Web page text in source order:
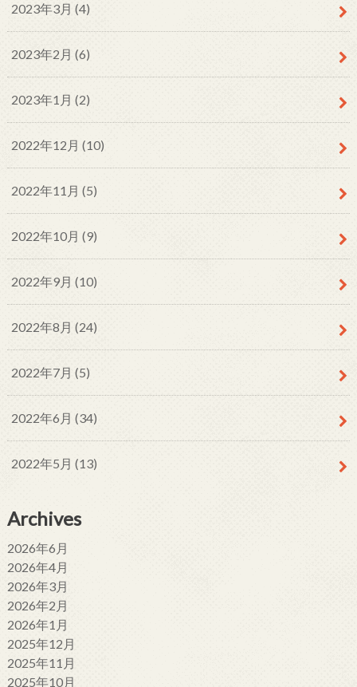
2023年3月 (4)
2023年2月 (6)
2023年1月 (2)
2022年12月 (10)
2022年11月 (5)
2022年10月 (9)
2022年9月 (10)
2022年8月 (24)
2022年7月 (5)
2022年6月 (34)
2022年5月 (13)
Archives
2026年6月
2026年4月
2026年3月
2026年2月
2026年1月
2025年12月
2025年11月
2025年10月